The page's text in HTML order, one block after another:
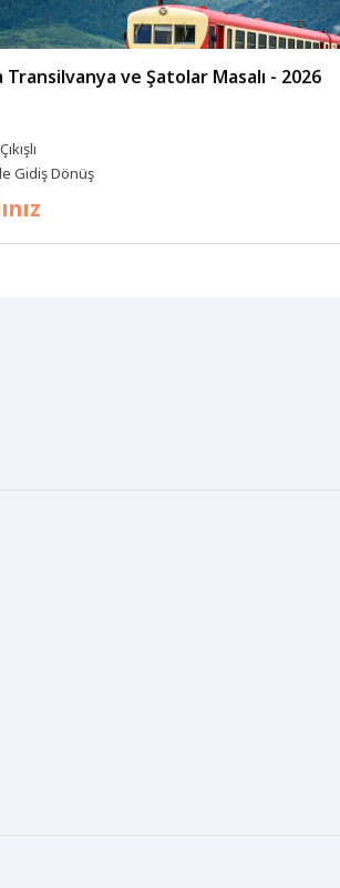
Transilvanya ve Şatolar Masalı - 2026
Gidiş Dönüş